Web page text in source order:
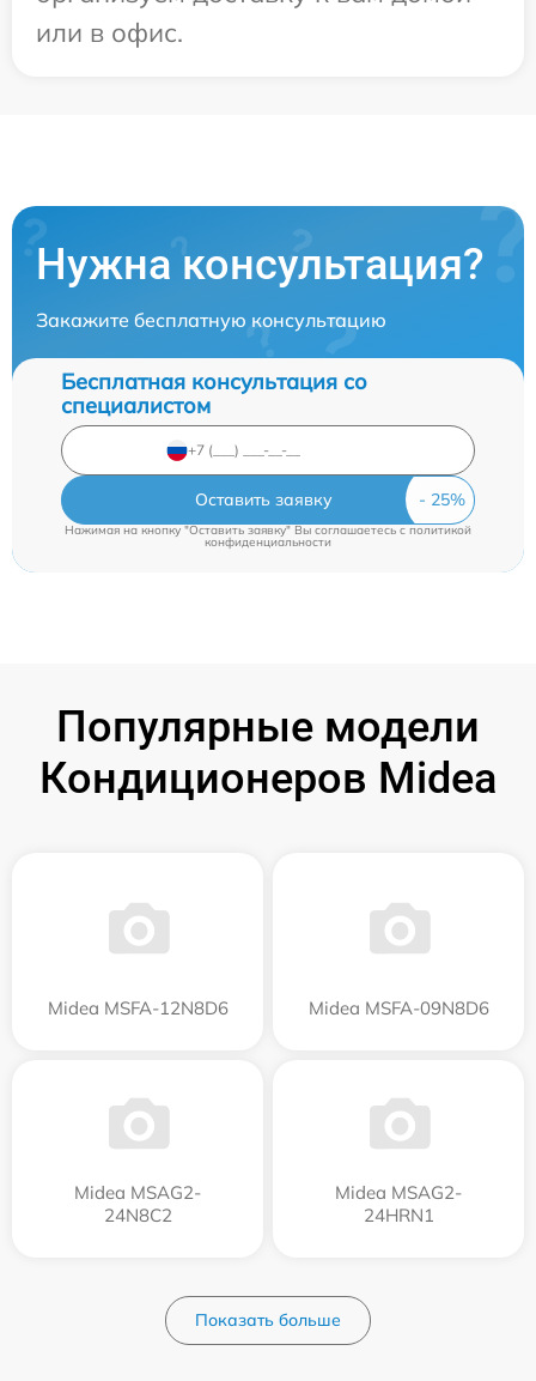
или в офис.
Нужна консультация?
Закажите бесплатную консультацию
Бесплатная консультация со
специалистом
Оставить заявку
Нажимая на кнопку "Оставить заявку" Вы соглашаетесь cполитикой
конфиденциальности
Популярные модели
Кондиционеров Midea
Midea MSFA-12N8D6 Midea MSFA-09N8D6
Midea MSAG2-
24N8C2
Midea MSAG2-
24HRN1
Показать больше